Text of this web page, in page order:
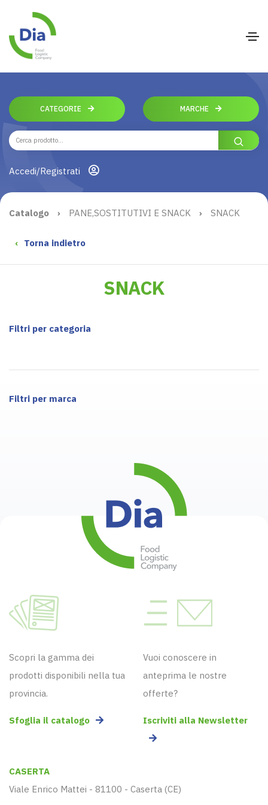
CATEGORIE MARCHE
Accedi/Registrati
Catalogo › PANE,SOSTITUTIVI E SNACK › SNACK
‹ Torna indietro
SNACK
Filtri per categoria
Filtri per marca
Scopri la gamma dei
prodotti disponibili nella tua
provincia.
Sfoglia il catalogo
Vuoi conoscere in
anteprima le nostre
offerte?
Iscriviti alla Newsletter
CASERTA
Viale Enrico Mattei - 81100 - Caserta (CE)